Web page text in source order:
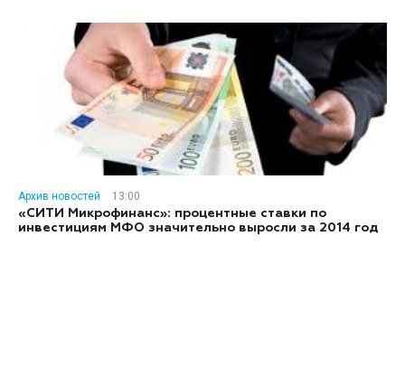
Архив новостей
13:00
«СИТИ Микрофинанс»: процентные ставки по
инвестициям МФО значительно выросли за 2014 год